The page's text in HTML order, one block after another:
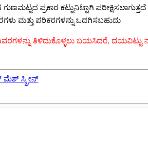
ಪ್ರಕಾರ ಕಟ್ಟುನಿಟ್ಟಾಗಿ
ಮತ್ತು ಪರಿಕರಗಳನ್ನು ಒದಗಿಸಬಹುದು
ತಿಳಿದುಕೊಳ್ಳಲು ಬಯಸಿದರೆ, ದಯವಿಟ್ಟು
ಮೆಶ್ ಸ್ಕ್ರೀನ್